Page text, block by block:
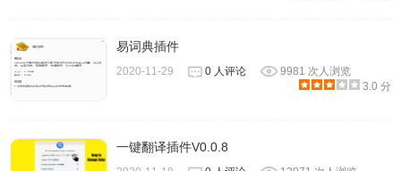
易词典插件
2020-11-29 0 人评论
9981 次人浏览
3.0 分
一键翻译插件V0.0.8